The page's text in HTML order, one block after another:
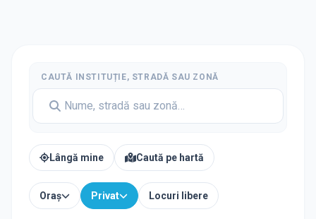
CAUTĂ INSTITUȚIE, STRADĂ SAU ZONĂ
Lângă mine Caută pe hartă
Oraș Privat Locuri libere